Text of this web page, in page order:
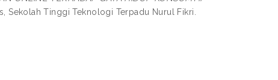
Sekolah Tinggi Teknologi Terpadu Nurul Fikri.